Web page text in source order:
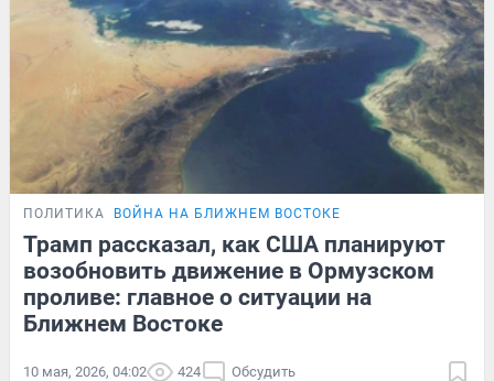
ПОЛИТИКА ВОЙНА НА БЛИЖНЕМ ВОСТОКЕ
Трамп рассказал, как США планируют
возобновить движение в Ормузском
проливе: главное о ситуации на
Ближнем Востоке
10 мая, 2026, 04:02 424 Обсудить